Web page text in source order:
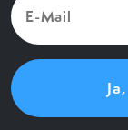
Mail
(Vereist)